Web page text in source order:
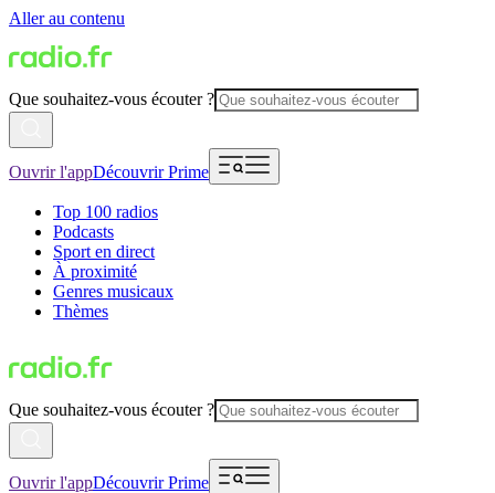
Aller au contenu
Que souhaitez-vous écouter ?
Ouvrir l'appDécouvrir Prime
Top 100 radios
Podcasts
Sport en direct
À proximité
Genres musicaux
Thèmes
Que souhaitez-vous écouter ?
Ouvrir l'appDécouvrir Prime